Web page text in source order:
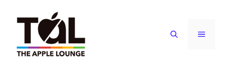
contenuto
MENU